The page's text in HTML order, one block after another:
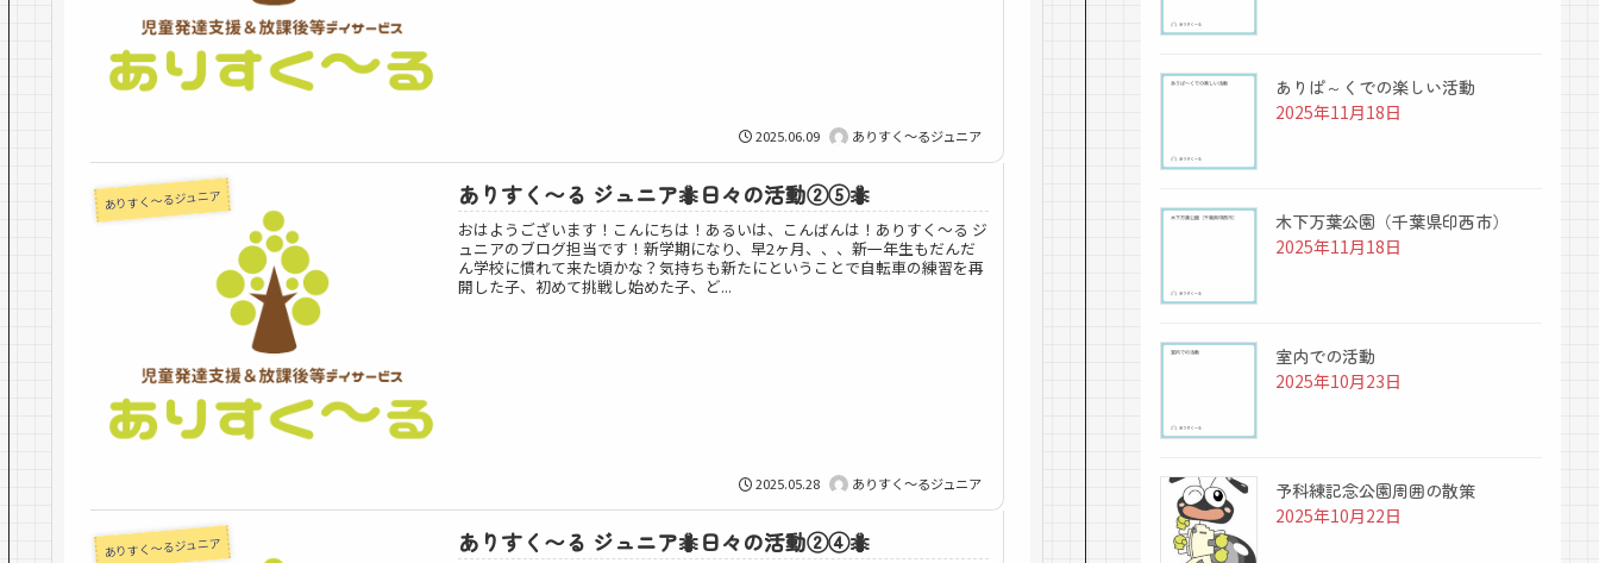
2025.06.09 ありすく～るジュニア
ありすく～るジュニア ありすく〜る ジュニア🐜日々の活動②⑤🐜
おはようございます！こんにちは！あるいは、こんばんは！ありすく～る ジ
ュニアのブログ担当です！新学期になり、早2ヶ月、、、新一年生もだんだ
ん学校に慣れて来た頃かな？気持ちも新たにということで自転車の練習を再
開した子、初めて挑戦し始めた子、ど...
2025.05.28 ありすく～るジュニア
ありすく～るジュニア ありすく〜る ジュニア🐜日々の活動②④🐜
ありぱ～くでの楽しい活動
2025年11月18日
木下万葉公園（千葉県印西市）
2025年11月18日
室内での活動
2025年10月23日
予科練記念公園周囲の散策
2025年10月22日